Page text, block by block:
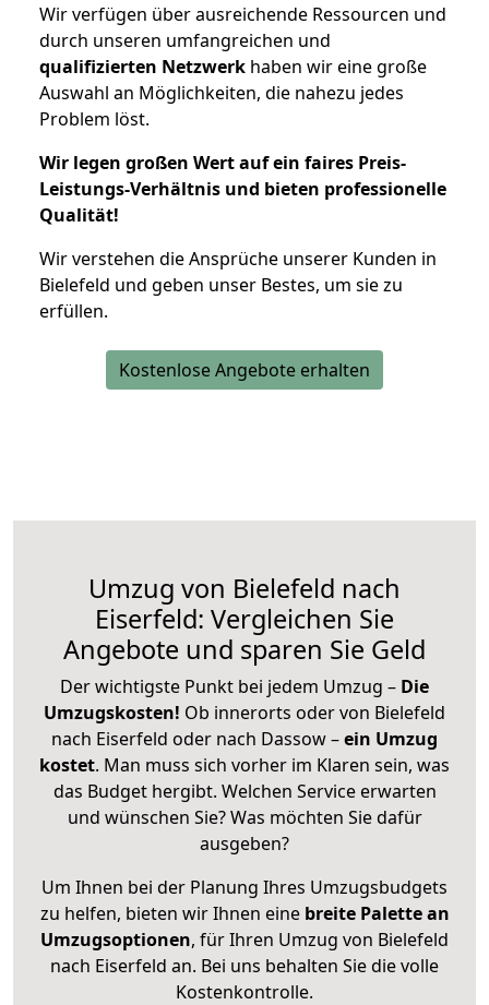
Wir verfügen über ausreichende Ressourcen und
durch unseren umfangreichen und
qualifizierten Netzwerk haben wir eine große
Auswahl an Möglichkeiten, die nahezu jedes
Problem löst.
Wir legen großen Wert auf ein faires Preis-
Leistungs-Verhältnis und bieten professionelle
Qualität!
Wir verstehen die Ansprüche unserer Kunden in
Bielefeld und geben unser Bestes, um sie zu
erfüllen.
Kostenlose Angebote erhalten
Umzug von Bielefeld nach
Eiserfeld: Vergleichen Sie
Angebote und sparen Sie Geld
Der wichtigste Punkt bei jedem Umzug – Die
Umzugskosten! Ob innerorts oder von Bielefeld
nach Eiserfeld oder nach Dassow –ein Umzug
kostet. Man muss sich vorher im Klaren sein, was
das Budget hergibt. Welchen Service erwarten
und wünschen Sie? Was möchten Sie dafür
ausgeben?
Um Ihnen bei der Planung Ihres Umzugsbudgets
zu helfen, bieten wir Ihnen eine breite Palette an
Umzugsoptionen, für Ihren Umzug von Bielefeld
nach Eiserfeld an. Bei uns behalten Sie die volle
Kostenkontrolle.